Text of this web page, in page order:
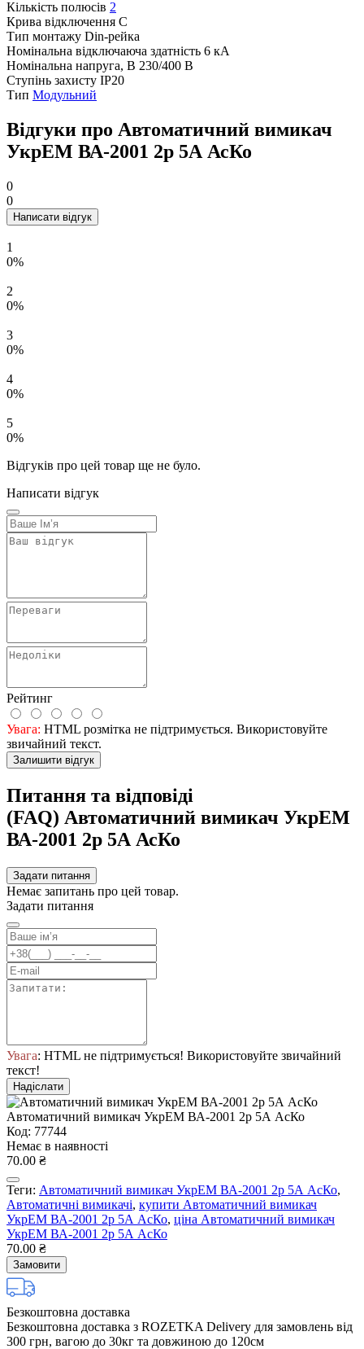
Кількість полюсів 2
Крива відключення C
Тип монтажу Din-рейка
Номінальна відключаюча здатність 6 кА
Номінальна напруга, В 230/400 В
Ступінь захисту IP20
Тип Модульний
Відгуки про Автоматичний вимикач
УкрЕМ ВА-2001 2р 5А АсКо
0
0
Написати відгук
1
0%
2
0%
3
0%
4
0%
5
0%
Відгуків про цей товар ще не було.
Написати відгук
Рейтинг
Увага: HTML розмітка не підтримується. Використовуйте
звичайний текст.
Залишити відгук
Питання та відповіді
(FAQ) Автоматичний вимикач УкрЕМ
ВА-2001 2р 5А АсКо
Задати питання
Немає запитань про цей товар.
Задати питання
Увага: HTML не підтримується! Використовуйте звичайний
текст!
Надіслати
Автоматичний вимикач УкрЕМ ВА-2001 2р 5А АсКо
Код: 77744
Немає в наявності
70.00 ₴
Теги: Автоматичний вимикач УкрЕМ ВА-2001 2р 5А АсКо,
Автоматичні вимикачі, купити Автоматичний вимикач
УкрЕМ ВА-2001 2р 5А АсКо, ціна Автоматичний вимикач
УкрЕМ ВА-2001 2р 5А АсКо
70.00 ₴
Замовити
Безкоштовна доставка
Безкоштовна доставка з ROZETKA Delivery для замовлень від
300 грн, вагою до 30кг та довжиною до 120см